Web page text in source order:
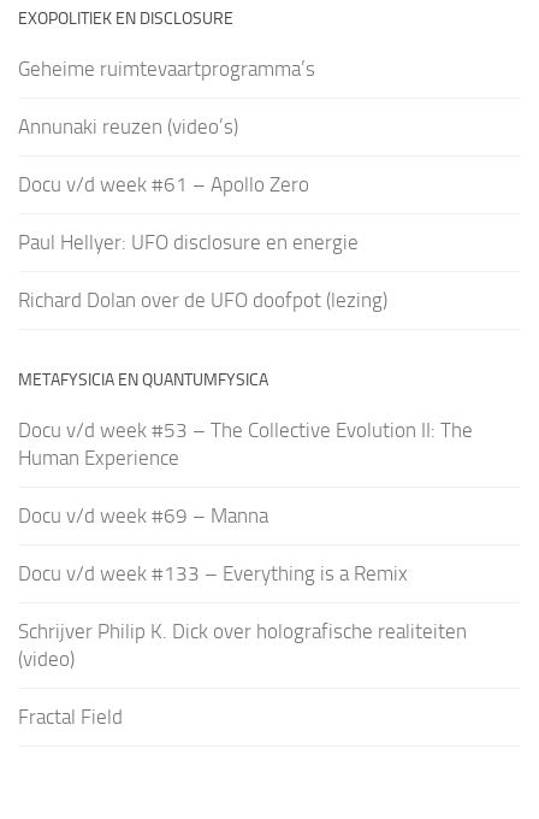
EXOPOLITIEK EN DISCLOSURE
Geheime ruimtevaartprogramma’s
Annunaki reuzen (video’s)
Docu v/d week #61 – Apollo Zero
Paul Hellyer: UFO disclosure en energie
Richard Dolan over de UFO doofpot (lezing)
METAFYSICIA EN QUANTUMFYSICA
Docu v/d week #53 – The Collective Evolution II: The
Human Experience
Docu v/d week #69 – Manna
Docu v/d week #133 – Everything is a Remix
Schrijver Philip K. Dick over holografische realiteiten
(video)
Fractal Field